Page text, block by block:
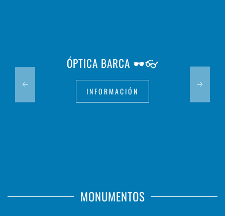
ÓPTICA BARCA 🕶️👓
INFORMACIÓN
MONUMENTOS